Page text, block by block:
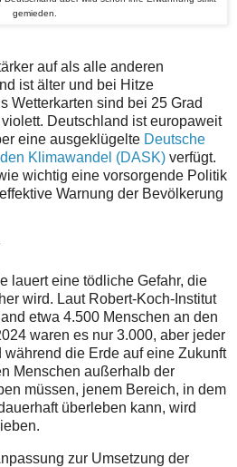
gemieden.
auf als alle anderen
ist älter und bei Hitze
Wetterkarten sind bei 25 Grad
Deutschland ist europaweit
eine ausgeklügelte Deutsche
Klimawandel (DASK) verfügt.
wichtig eine vorsorgende Politik
Warnung der Bevölkerung
lauert eine tödliche Gefahr, die
wird. Laut Robert-Koch-Institut
etwa 4.500 Menschen an den
waren es nur 3.000, aber jeder
während die Erde auf eine Zukunft
Menschen außerhalb der
müssen, jenem Bereich, in dem
überleben kann, wird
zur Umsetzung der